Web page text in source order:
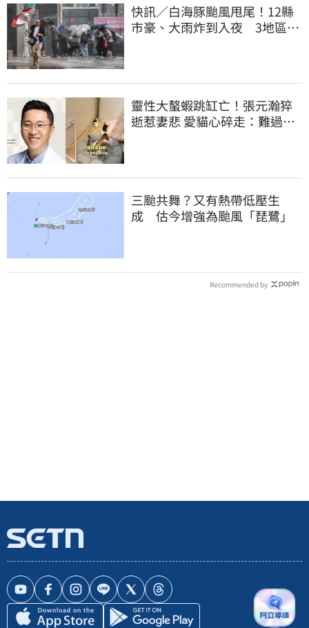
快訊／白海豚颱風甩尾！12縣
市豪、大雨炸到入夜 3地區有
靈性大螯蝦跳缸亡！張元瀚猝
逝惹妻悲 愛貓心碎走：難過不
三颱共舞？又有熱帶低壓生
成 估今增強為颱風「琵鷺」
Recommended by